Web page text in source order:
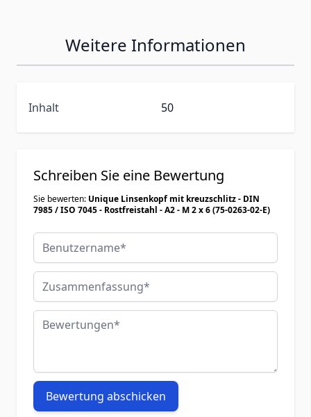
Weitere Informationen
Inhalt 50
Schreiben Sie eine Bewertung
Sie bewerten: Unique Linsenkopf mit kreuzschlitz - DIN
7985 / ISO 7045 - Rostfreistahl - A2 - M 2 x 6 (75-0263-02-E)
Benutzername
Zusammenfassung
Bewertungen
Bewertung abschicken